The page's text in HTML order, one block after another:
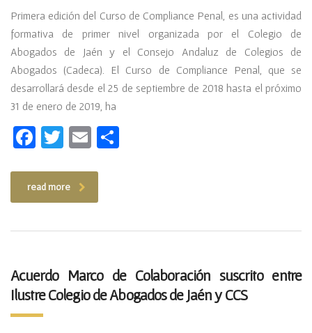
Primera edición del Curso de Compliance Penal, es una actividad
formativa de primer nivel organizada por el Colegio de
Abogados de Jaén y el Consejo Andaluz de Colegios de
Abogados (Cadeca). El Curso de Compliance Penal, que se
desarrollará desde el 25 de septiembre de 2018 hasta el próximo
31 de enero de 2019, ha
Facebook
TwitterEmail
read more
Acuerdo Marco de Colaboración suscrito entre
Ilustre Colegio de Abogados de Jaén y CCS